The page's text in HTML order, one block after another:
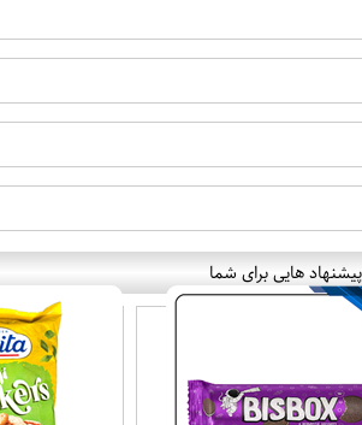
پیشنهاد هایی برای شما